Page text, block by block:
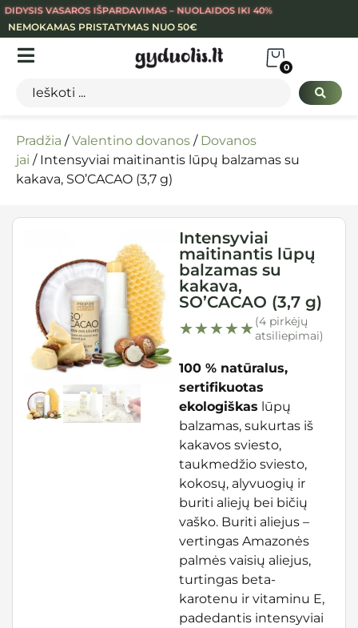
DIDYSIS VASAROS IŠPARDAVIMAS – NUOLAIDOS IKI 40%
NEMOKAMAS PRISTATYMAS NUO 50€
0
Pradžia /Valentino dovanos / Dovanos
jai / Intensyviai maitinantis lūpų balzamas su
kakava, SO’CACAO (3,7 g)
Intensyviai
maitinantis lūpų
balzamas su
kakava,
SO’CACAO (3,7 g)
★★★★★
★★★★★(4 pirkėjų
atsiliepimai)
100 % natūralus,
sertifikuotas
ekologiškas lūpų
balzamas, sukurtas iš
kakavos sviesto,
taukmedžio sviesto,
kokosų, alyvuogių ir
buriti aliejų bei bičių
vaško. Buriti aliejus –
vertingas Amazonės
palmės vaisių aliejus,
turtingas beta-
karotenu ir vitaminu E,
padedantis intensyviai